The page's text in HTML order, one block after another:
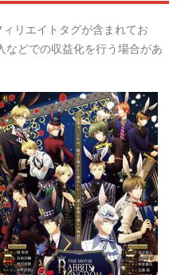
リエイトタグが含まれてお
などでの収益化を行う場合があ